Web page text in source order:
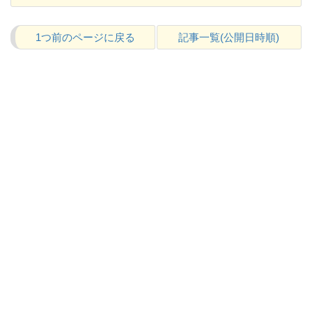
1つ前のページに戻る 記事一覧(公開日時順)